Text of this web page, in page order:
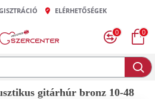
ELÉRHETŐSÉGEK
0 0
gitárhúr bronz 10-48